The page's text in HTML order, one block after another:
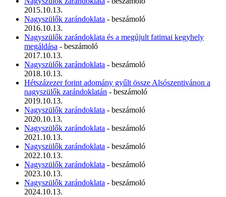
2015.10.13.
Nagyszülők zarándoklata - beszámoló
2016.10.13.
Nagyszülők zarándoklata és a megújult fatimai kegyhely
megáldása - beszámoló
2017.10.13.
Nagyszülők zarándoklata - beszámoló
2018.10.13.
Hétszázezer forint adomány gyűlt össze Alsószentivánon a
nagyszülők zarándoklatán - beszámoló
2019.10.13.
Nagyszülők zarándoklata - beszámoló
2020.10.13.
Nagyszülők zarándoklata - beszámoló
2021.10.13.
Nagyszülők zarándoklata - beszámoló
2022.10.13.
Nagyszülők zarándoklata - beszámoló
2023.10.13.
Nagyszülők zarándoklata - beszámoló
2024.10.13.